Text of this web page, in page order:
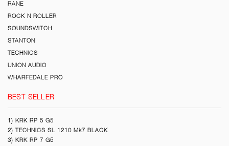
RANE
ROCK N ROLLER
SOUNDSWITCH
STANTON
TECHNICS
UNION AUDIO
WHARFEDALE PRO
BEST SELLER
1) KRK RP 5 G5
2) TECHNICS SL 1210 Mk7 BLACK
3) KRK RP 7 G5